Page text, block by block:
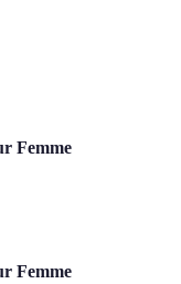
Femme
Femme